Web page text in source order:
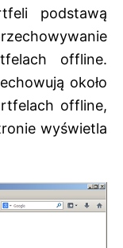
podstawą
offline.
około
offline,
wyświetla